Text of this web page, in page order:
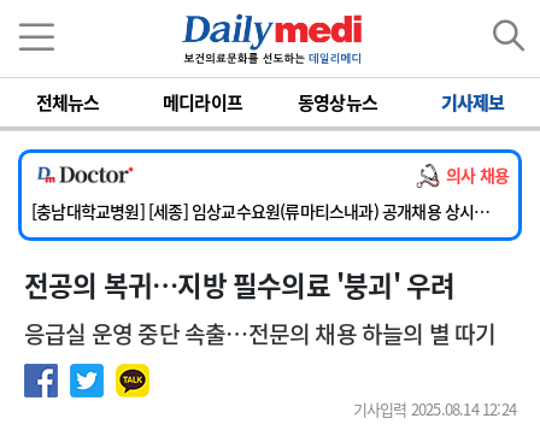
전체뉴스 메디라이프 동영상뉴스 기사제보
의사 채용
[단국대학교병원] 임상전담교원 및 전임의 초빙
[해운대부민병원] [해운대] 2026년 하반기 인턴 모집
[서울아산병원] 건강증진센터 소화기파트 건진교수 초빙
[충남대학교병원] [세종] 임상교수요원(류마티스내과) 공개채용 상시모집
[이대서울병원] 정형외과 일반의 초빙
[단국대학교병원] 임상전담교원 및 전임의 초빙
전공의 복귀…지방 필수의료 '붕괴' 우려
응급실 운영 중단 속출…전문의 채용 하늘의 별 따기
기사입력 2025.08.14 12:24